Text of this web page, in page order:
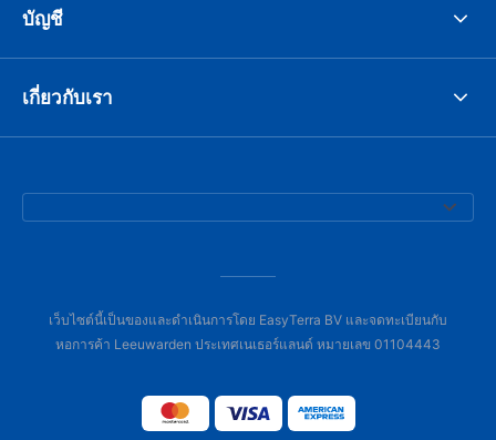
บัญชี
เกี่ยวกับเรา
เว็บไซต์นี้เป็นของและดำเนินการโดย EasyTerra BV และจดทะเบียนกับ
หอการค้า Leeuwarden ประเทศเนเธอร์แลนด์ หมายเลข 01104443